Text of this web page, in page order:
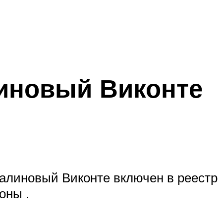
Виконте
Виконте включен в реестр
.